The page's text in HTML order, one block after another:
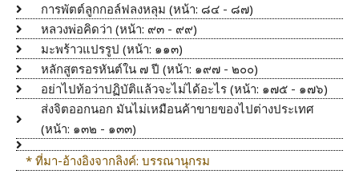
การพัตต์ลูกกอล์ฟลงหลุม (หน้า: ๘๔ - ๘๗)
หลวงพ่อคิดว่า (หน้า: ๙๓ - ๙๙)
มะพร้าวแปรรูป (หน้า: ๑๑๓)
หลักสูตรอรหันต์ใน ๗ ปี (หน้า: ๑๙๗ - ๒๐๐)
อย่าไปท้อว่าปฏิบัติแล้วจะไม่ได้อะไร (หน้า: ๑๗๕ - ๑๗๖)
ส่งจิตออกนอก มันไม่เหมือนค้าขายของไปต่างประเทศ
(หน้า: ๑๓๒ - ๑๓๓)
* ที่มา-อ้างอิงจากลิงค์: บรรณานุกรม